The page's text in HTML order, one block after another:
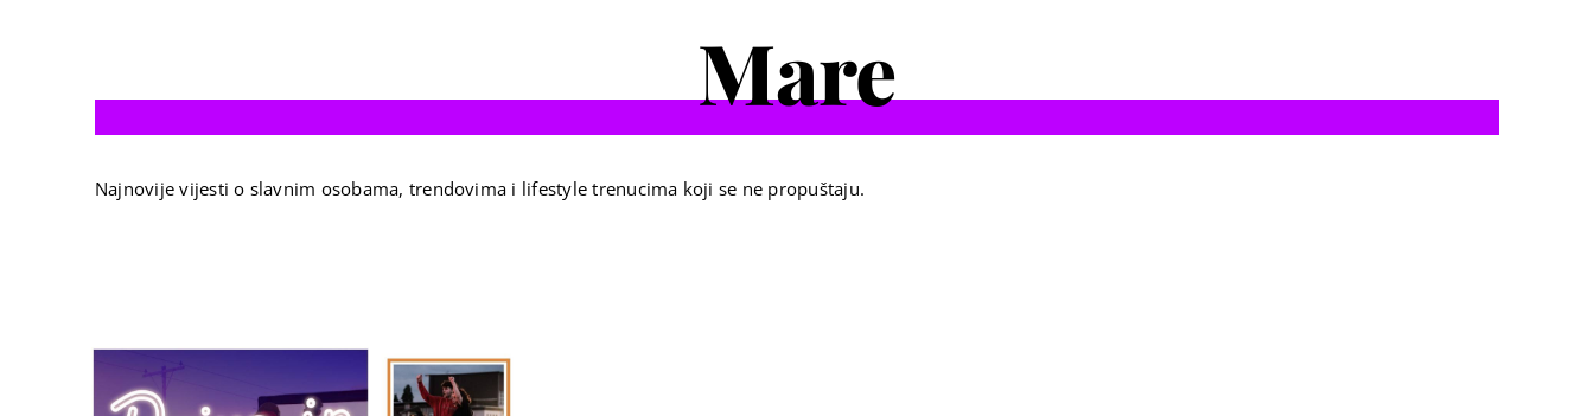
Mare
Najnovije vijesti o slavnim osobama, trendovima i lifestyle trenucima koji se ne propuštaju.